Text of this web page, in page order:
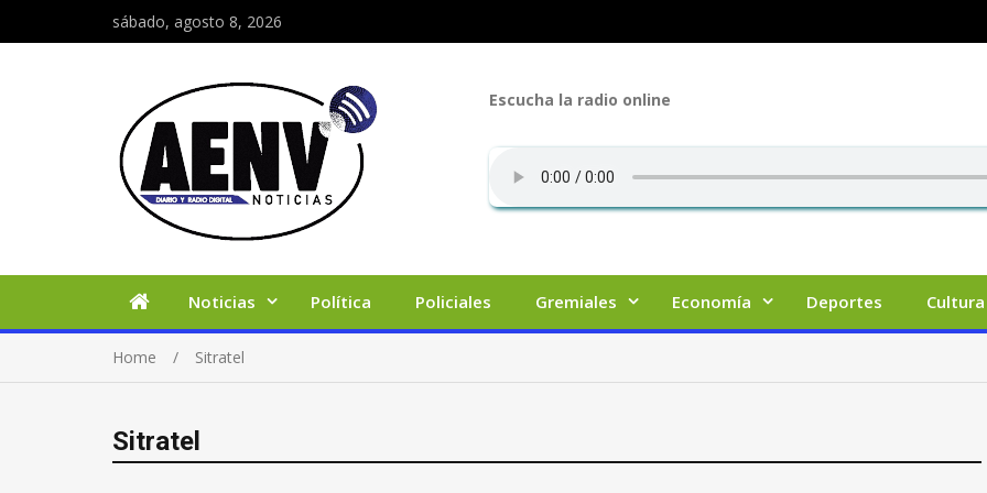
sábado, agosto 8, 2026
Escucha la radio online
Noticias Política Policiales Gremiales Economía Deportes Cultura
Home Sitratel
Sitratel